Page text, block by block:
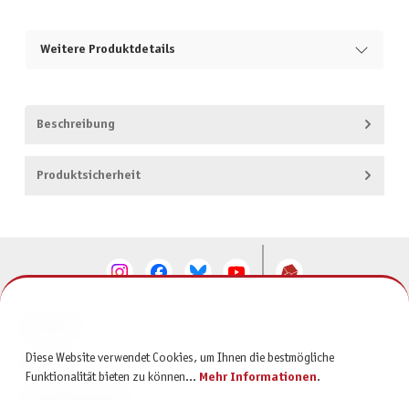
Weitere Produktdetails
Beschreibung
Produktsicherheit
SERVICE
Diese Website verwendet Cookies, um Ihnen die bestmögliche
Funktionalität bieten zu können... Mehr Informationen.